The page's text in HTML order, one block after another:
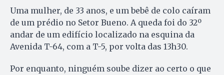
Uma mulher, de 33 anos, e um bebê de colo caíram
de um prédio no Setor Bueno. A queda foi do 32º
andar de um edifício localizado na esquina da
Avenida T-64, com a T-5, por volta das 13h30.
Por enquanto, ninguém soube dizer ao certo o que